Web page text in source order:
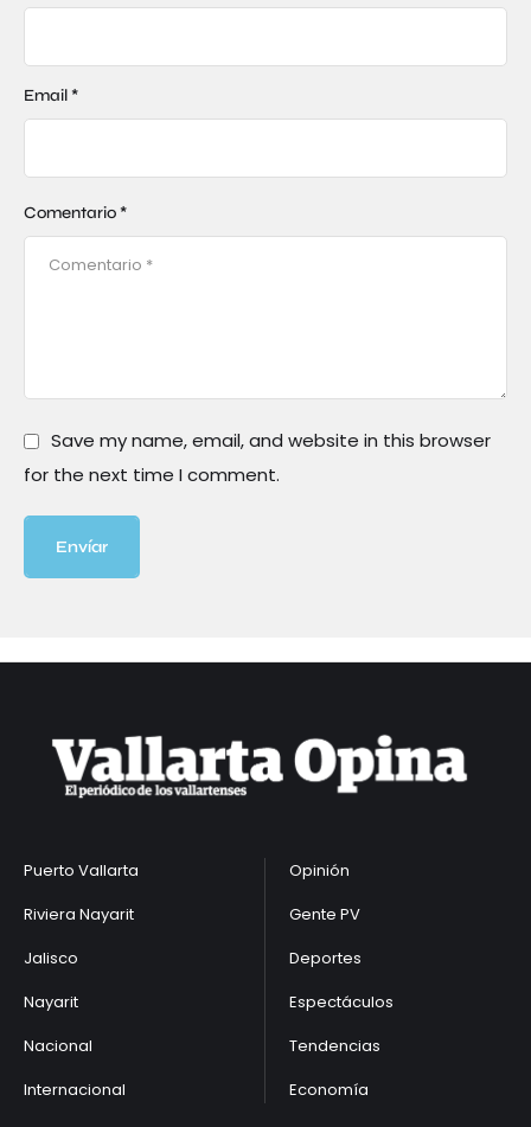
Comentario *
Email *
Save my name, email, and website in this browser
for the next time I comment.
Envíar
Puerto Vallarta
Riviera Nayarit
Jalisco
Nayarit
Nacional
Internacional
Opinión
Gente PV
Deportes
Espectáculos
Tendencias
Economía